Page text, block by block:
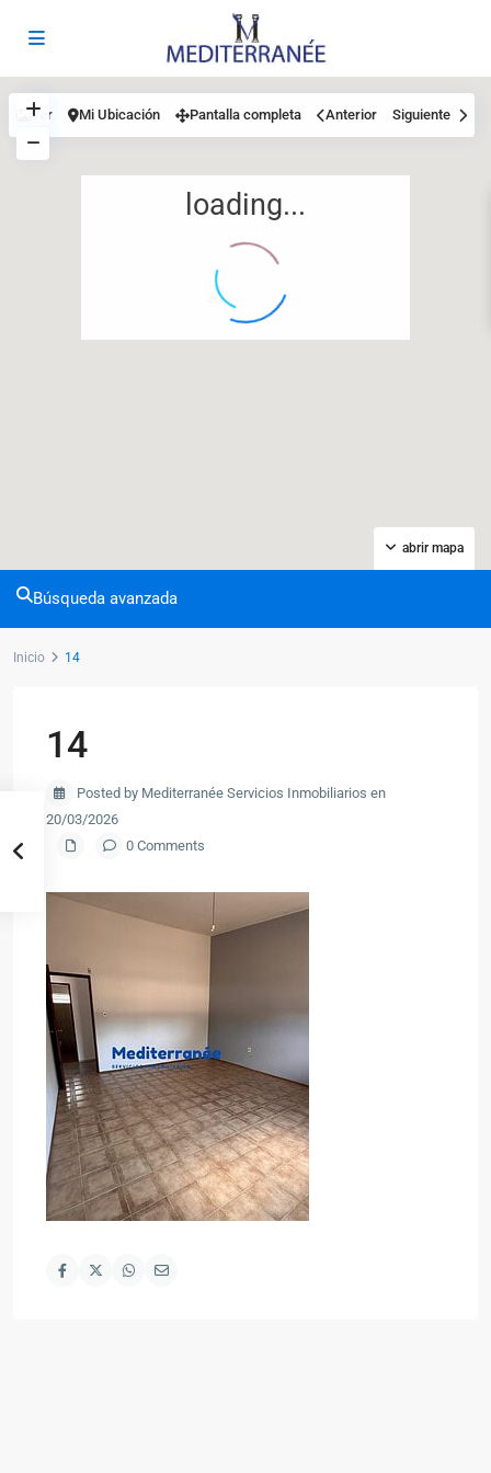
12
loading...
abrir mapa
Ver Mi Ubicación Pantalla completa Anterior Siguiente
Búsqueda avanzada
Inicio 14
14
Posted by Mediterranée Servicios Inmobiliarios en
20/03/2026
0 Comments